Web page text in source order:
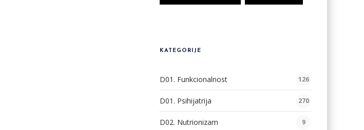
KATEGORIJE
D01. Funkcionalnost 126
D01. Psihijatrija 270
D02. Nutrionizam 9